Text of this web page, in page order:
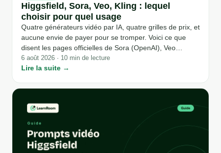
Higgsfield, Sora, Veo, Kling : lequel
choisir pour quel usage
Quatre générateurs vidéo par IA, quatre grilles de prix, et
aucune envie de payer pour se tromper. Voici ce que
disent les pages officielles de Sora (OpenAI), Veo
(Google), Kling (Kuaishou) et Higgsfield sur les prix,
l'accès depuis la France et les vraies limites de chacun,
6 août 2026 · 10 min de lecture
Lire la suite →